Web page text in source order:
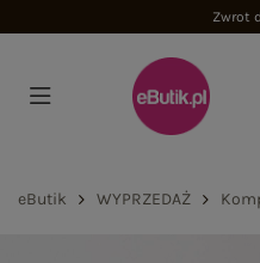
Zwrot do 100
eButik WYPRZEDAŻ